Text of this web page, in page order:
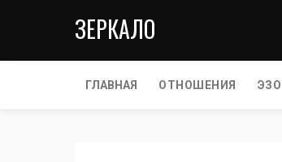
ЗЕРКАЛО
ГЛАВНАЯ ОТНОШЕНИЯ